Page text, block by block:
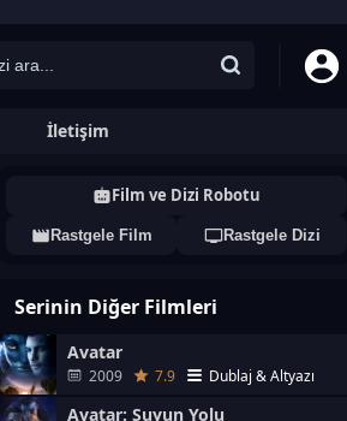
İletişim
Film ve Dizi Robotu
Rastgele Film Rastgele Dizi
Serinin Diğer Filmleri
Avatar
2009 7.9 Dublaj & Altyazı
Avatar: Suyun Yolu